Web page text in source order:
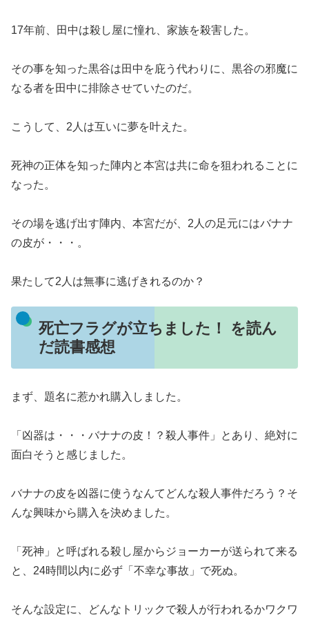
17年前、田中は殺し屋に憧れ、家族を殺害した。
その事を知った黒谷は田中を庇う代わりに、黒谷の邪魔に
なる者を田中に排除させていたのだ。
こうして、2人は互いに夢を叶えた。
死神の正体を知った陣内と本宮は共に命を狙われることに
なった。
その場を逃げ出す陣内、本宮だが、2人の足元にはバナナ
の皮が・・・。
果たして2人は無事に逃げきれるのか？
死亡フラグが立ちました！ を読ん
だ読書感想
まず、題名に惹かれ購入しました。
「凶器は・・・バナナの皮！？殺人事件」とあり、絶対に
面白そうと感じました。
バナナの皮を凶器に使うなんてどんな殺人事件だろう？そ
んな興味から購入を決めました。
「死神」と呼ばれる殺し屋からジョーカーが送られて来る
と、24時間以内に必ず「不幸な事故」で死ぬ。
そんな設定に、どんなトリックで殺人が行われるかワクワ